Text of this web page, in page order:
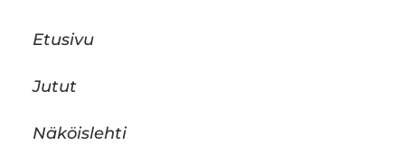
Etusivu
Jutut
Näköislehti